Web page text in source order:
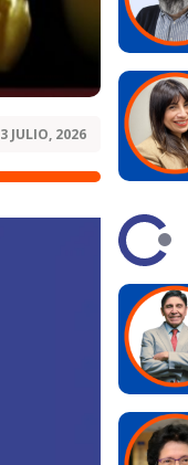
3 JULIO, 2026